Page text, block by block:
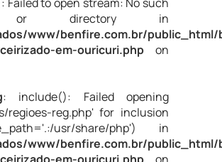
directory in
www/benfire.com.br/public_html/
em-ouricuri.phpon
: include(): Failed opening
regioes-reg.php' for inclusion
usr/share/php') in
www/benfire.com.br/public_html/